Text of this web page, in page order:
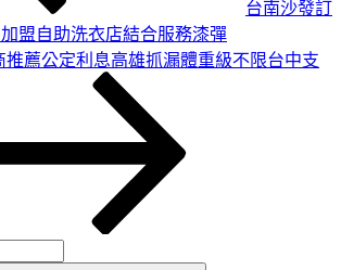
台南沙發訂
盟自助洗衣店結合服務漆彈
推薦公定利息高雄抓漏體重級不限台中支